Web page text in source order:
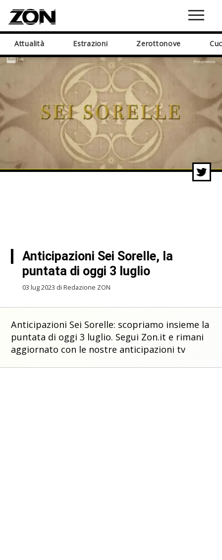
Attualità Estrazioni Zerottonove
Anticipazioni Sei Sorelle, la
puntata di oggi 3 luglio
03 lug 2023 di Redazione ZON
Anticipazioni Sei Sorelle: scopriamo insieme la
puntata di oggi 3 luglio. Segui Zon.it e rimani
aggiornato con le nostre anticipazioni tv